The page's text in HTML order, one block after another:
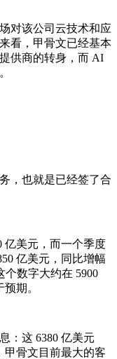
对该公司云技术和应
看，甲骨文已经基本
供商的转身，而 AI
，也就是已经签了合
亿美元，而一个季度
亿美元，同比增幅
个数字大约在 5900
期。
：这 6380 亿美元
甲骨文目前最大的客